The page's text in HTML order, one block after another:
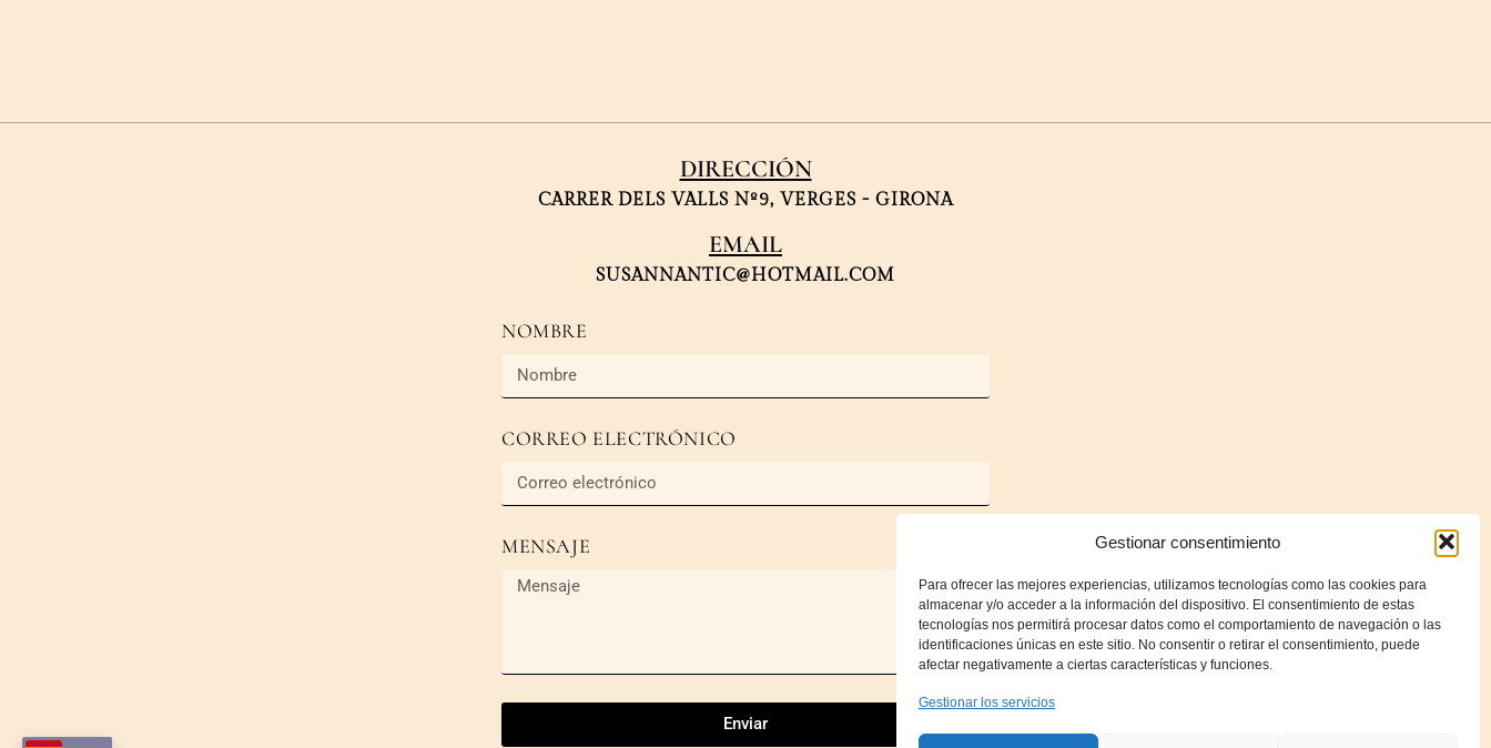
Gestionar consentimiento
Para ofrecer las mejores experiencias, utilizamos tecnologías como las cookies para
almacenar y/o acceder a la información del dispositivo. El consentimiento de estas
tecnologías nos permitirá procesar datos como el comportamiento de navegación o las
identificaciones únicas en este sitio. No consentir o retirar el consentimiento, puede
afectar negativamente a ciertas características y funciones.
Gestionar los servicios
DIRECCIÓN
CARRER DELS VALLS Nº9, VERGES - GIRONA
EMAIL
SUSANNANTIC@HOTMAIL.COM
NOMBRE
CORREO ELECTRÓNICO
MENSAJE
Enviar